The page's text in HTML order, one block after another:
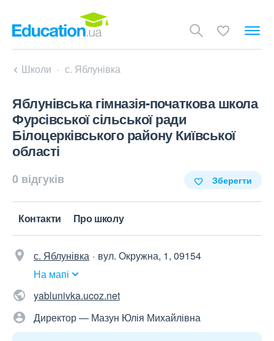
Школи с. Яблунівка
Яблунівська гімназія-початкова школа
Фурсівської сільської ради
Білоцерківського району Київської
області
0 відгуків Зберегти
Контакти Про школу
с. Яблунівка
вул. Окружна, 1, 09154
На мапі
yablunivka.ucoz.net
Директор — Мазун Юлія Михайлівна